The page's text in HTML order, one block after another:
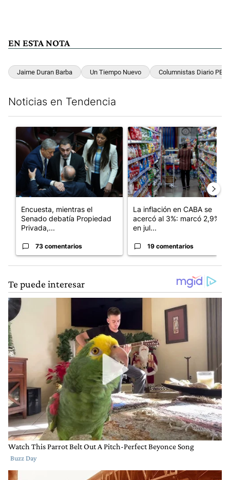
EN ESTA NOTA
Jaime Duran Barba Un Tiempo Nuevo Columnistas Diario
Noticias en Tendencia
Un artículo de tendencia con el título "Encuesta, mientras el
Encuesta, mientras el
Senado debatía Propiedad
Privada,...
73 comentarios
Un artículo de tendencia con
La inflación en CABA se
acercó al 3%: marcó 2,9%
en jul...
19 comentarios